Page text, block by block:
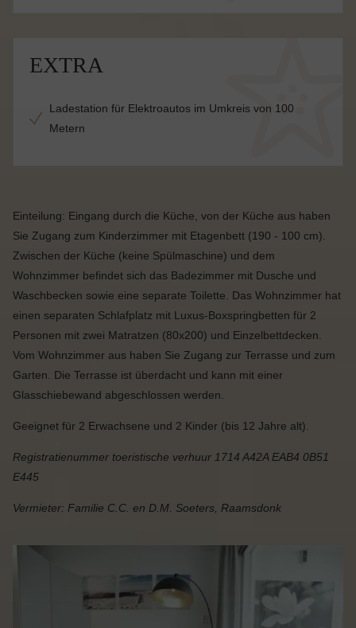
EXTRA
Ladestation für Elektroautos im Umkreis von 100
Metern
Einteilung: Eingang durch die Küche, von der Küche aus haben
Sie Zugang zum Kinderzimmer mit Etagenbett (190 - 100 cm).
Zwischen der Küche (keine Spülmaschine) und dem
Wohnzimmer befindet sich das Badezimmer mit Dusche und
Waschbecken sowie eine separate Toilette. Das Wohnzimmer hat
einen separaten Schlafplatz mit Luxus-Boxspringbetten für 2
Personen mit zwei Matratzen (80x200) und Einzelbettdecken.
Vom Wohnzimmer aus haben Sie Zugang zur Terrasse und zum
Garten. Die Terrasse ist überdacht und kann mit einer
Glasschiebewand abgeschlossen werden.
Geeignet für 2 Erwachsene und 2 Kinder (bis 12 Jahre alt).
Registratienummer toeristische verhuur 1714 A42A EAB4 0B51
E445
Vermieter: Familie C.C. en D.M. Soeters, Raamsdonk